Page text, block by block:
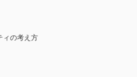
ィの考え方